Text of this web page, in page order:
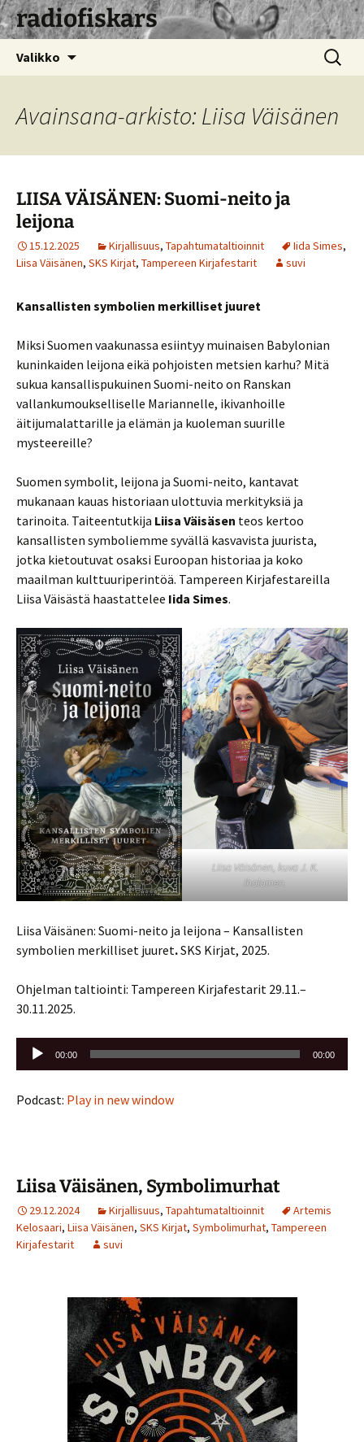
radiofiskars
Valikko Haku:
Avainsana-arkisto: Liisa Väisänen
LIISA VÄISÄNEN: Suomi-neito ja
leijona
15.12.2025 Kirjallisuus, Tapahtumataltioinnit Iida Simes,
Liisa Väisänen, SKS Kirjat, Tampereen Kirjafestarit suvi
Kansallisten symbolien merkilliset juuret
Miksi Suomen vaakunassa esiintyy muinaisen Babylonian
kuninkaiden leijona eikä pohjoisten metsien karhu? Mitä
sukua kansallispukuinen Suomi-neito on Ranskan
vallankumoukselliselle Mariannelle, ikivanhoille
äitijumalattarille ja elämän ja kuoleman suurille
mysteereille?
Suomen symbolit, leijona ja Suomi-neito, kantavat
mukanaan kauas historiaan ulottuvia merkityksiä ja
tarinoita. Taiteentutkija Liisa Väisäsen teos kertoo
kansallisten symboliemme syvällä kasvavista juurista,
jotka kietoutuvat osaksi Euroopan historiaa ja koko
maailman kulttuuriperintöä. Tampereen Kirjafestareilla
Liisa Väisästä haastattelee Iida Simes.
Liisa Väisänen, kuva J. K.
Ihalainen.
Liisa Väisänen: Suomi-neito ja leijona – Kansallisten
symbolien merkilliset juuret.SKS Kirjat, 2025.
Ohjelman taltiointi: Tampereen Kirjafestarit 29.11.–
30.11.2025.
Äänitoistin
00:00 00:00
Podcast: Play in new window
Liisa Väisänen, Symbolimurhat
29.12.2024 Kirjallisuus, Tapahtumataltioinnit
Artemis
Kelosaari, Liisa Väisänen, SKS Kirjat, Symbolimurhat, Tampereen
Kirjafestarit
suvi